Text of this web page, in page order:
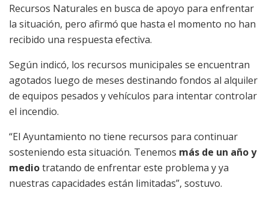
Recursos Naturales en busca de apoyo para enfrentar
la situación, pero afirmó que hasta el momento no han
recibido una respuesta efectiva.
Según indicó, los recursos municipales se encuentran
agotados luego de meses destinando fondos al alquiler
de equipos pesados y vehículos para intentar controlar
el incendio.
“El Ayuntamiento no tiene recursos para continuar
sosteniendo esta situación. Tenemos más de un año y
mediotratando de enfrentar este problema y ya
nuestras capacidades están limitadas”, sostuvo.